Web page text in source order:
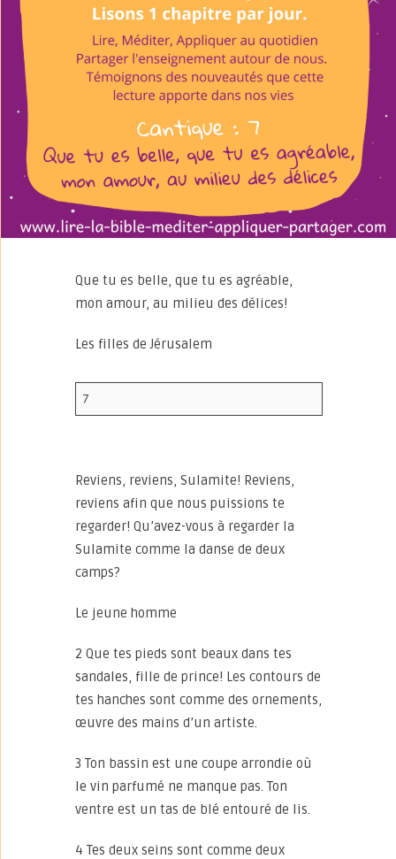
Que tu es belle, que tu es agréable,
mon amour, au milieu des délices!
Les filles de Jérusalem
7
Reviens, reviens, Sulamite! Reviens,
reviens afin que nous puissions te
regarder! Qu’avez-vous à regarder la
Sulamite comme la danse de deux
camps?
Le jeune homme
2 Que tes pieds sont beaux dans tes
sandales, fille de prince! Les contours de
tes hanches sont comme des ornements,
œuvre des mains d’un artiste.
3 Ton bassin est une coupe arrondie où
le vin parfumé ne manque pas. Ton
ventre est un tas de blé entouré de lis.
4 Tes deux seins sont comme deux